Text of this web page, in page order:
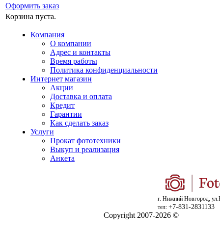
Оформить заказ
Корзина пуста.
Компания
О компании
Адрес и контакты
Время работы
Политика конфиденциальности
Интернет магазин
Акции
Доставка и оплата
Кредит
Гарантии
Как сделать заказ
Услуги
Прокат фототехники
Выкуп и реализация
Анкета
г. Нижний Новгород,
тел: +7-831-2831133
Copyright 2007-2026 ©